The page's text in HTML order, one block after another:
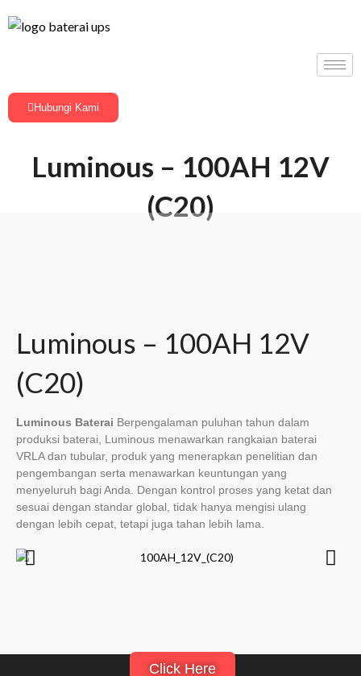
Hubungi Kami
Luminous – 100AH 12V
(C20)
Luminous – 100AH 12V
(C20)
Luminous Baterai Berpengalaman puluhan tahun dalam
produksi baterai, Luminous menawarkan rangkaian baterai
VRLA dan tubular, produk yang menerapkan penelitian dan
pengembangan serta menawarkan keuntungan yang
menyeluruh bagi Anda. Dengan kontrol proses yang ketat dan
sesuai dengan standar global, tidak hanya mengisi ulang
dengan lebih cepat, tetapi juga tahan lebih lama.
Click Here